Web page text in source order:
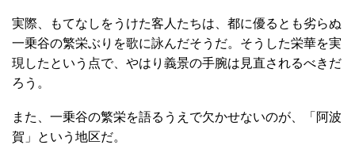
実際、もてなしをうけた客人たちは、都に優るとも劣らぬ
一乗谷の繁栄ぶりを歌に詠んだそうだ。そうした栄華を実
現したという点で、やはり義景の手腕は見直されるべきだ
ろう。
また、一乗谷の繁栄を語るうえで欠かせないのが、「阿波
賀」という地区だ。